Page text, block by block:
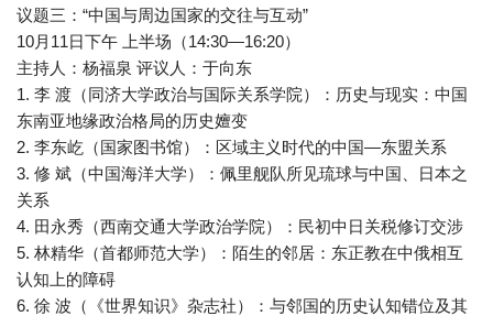
议题三：“中国与周边国家的交往与互动”
10月11日下午 上半场（14:30—16:20）
主持人：杨福泉 评议人：于向东
1. 李 渡（同济大学政治与国际关系学院）：历史与现实：中国
东南亚地缘政治格局的历史嬗变
2. 李东屹（国家图书馆）：区域主义时代的中国—东盟关系
3. 修 斌（中国海洋大学）：佩里舰队所见琉球与中国、日本之
关系
4. 田永秀（西南交通大学政治学院）：民初中日关税修订交涉
5. 林精华（首都师范大学）：陌生的邻居：东正教在中俄相互
认知上的障碍
6. 徐 波（《世界知识》杂志社）：与邻国的历史认知错位及其